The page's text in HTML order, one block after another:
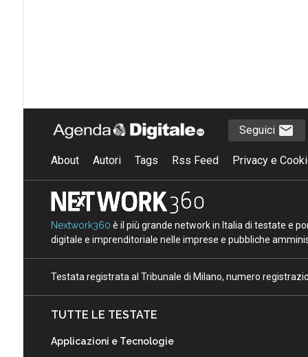
Seguici
About Autori Tags Rss Feed Privacy e
Nextwork360 è il più grande network in Italia di testate e
digitale e imprenditoriale nelle imprese e pubbliche
Testata registrata al Tribunale di Milano, numero
TUTTE LE TESTATE
Applicazioni e Tecnologie